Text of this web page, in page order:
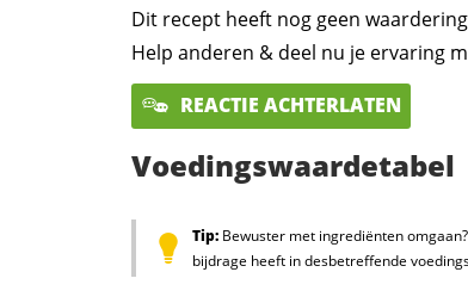
Dit recept heeft nog geen
Help anderen & deel nu je ervaring
REACTIE ACHTERLATEN
Voedingswaardetabel
Tip: Bewuster met ingrediënten
bijdrage heeft in desbetreffende